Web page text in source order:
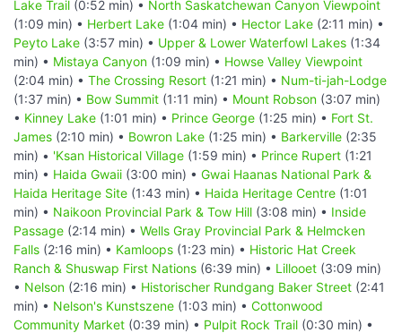
Lake Trail (0:52 min) • North Saskatchewan Canyon Viewpoint
(1:09 min) • Herbert Lake (1:04 min) • Hector Lake (2:11 min) •
Peyto Lake (3:57 min) • Upper & Lower Waterfowl Lakes (1:34
min) • Mistaya Canyon (1:09 min) • Howse Valley Viewpoint
(2:04 min) • The Crossing Resort (1:21 min) • Num-ti-jah-Lodge
(1:37 min) • Bow Summit (1:11 min) • Mount Robson (3:07 min)
• Kinney Lake (1:01 min) • Prince George (1:25 min) • Fort St.
James (2:10 min) • Bowron Lake (1:25 min) • Barkerville (2:35
min) • 'Ksan Historical Village (1:59 min) • Prince Rupert (1:21
min) • Haida Gwaii (3:00 min) • Gwai Haanas National Park &
Haida Heritage Site (1:43 min) • Haida Heritage Centre (1:01
min) • Naikoon Provincial Park & Tow Hill (3:08 min) • Inside
Passage (2:14 min) • Wells Gray Provincial Park & Helmcken
Falls (2:16 min) • Kamloops (1:23 min) • Historic Hat Creek
Ranch & Shuswap First Nations (6:39 min) • Lillooet (3:09 min)
• Nelson (2:16 min) • Historischer Rundgang Baker Street (2:41
min) • Nelson's Kunstszene (1:03 min) • Cottonwood
Community Market (0:39 min) • Pulpit Rock Trail (0:30 min) •